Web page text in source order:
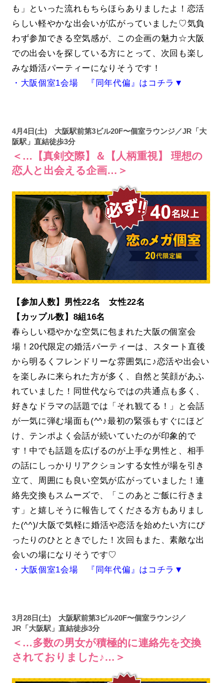
も」といった流れもちらほらありましたよ！恋活
らしい軽やかな出会いが広がっていました♡気負
わず参加できる空気感が、この企画の魅力☆大阪
での出会いを探している方にとって、次回も楽し
みな婚活パーティーになりそうです！
・大阪個室1会場 『同年代偏』はコチラ▼
4月4日(土) 大阪駅前第3ビル20F〜個室ラウンジ／JR「大
阪駅」直結徒歩3分
＜…【真剣交際】＆【人柄重視】 理想の
恋人と出会える企画…＞
【参加人数】男性22名 女性22名
【カップル数】8組16名
春らしい穏やかな空気に包まれた大阪の個室会
場！20代限定の婚活パーティーは、スタート直後
から明るくフレンドリーな雰囲気に♪恋活や出会い
を楽しみに来られた方が多く、自然と笑顔があふ
れていました！同世代ならではの共通点も多く、
好きなドラマの話題では「それ観てる！」と会話
が一気に弾む場面も(^^♪最初の緊張もすぐにほど
け、テンポよく会話が続いていたのが印象的で
す！中でも話題を広げるのが上手な男性と、相手
の話にしっかりリアクションする女性が場を引き
立て、周囲にも良い空気が広がっていました！連
絡先交換もスムーズで、「このあとご飯に行きま
す」と嬉しそうに報告してくださる方もありまし
た(^^)/大阪で気軽に婚活や恋活を始めたい方にぴ
ったりのひとときでした！次回もまた、素敵な出
会いの場になりそうです♡
・大阪個室1会場 『同年代偏』はコチラ▼
3月28日(土) 大阪駅前第3ビル20F〜個室ラウンジ／
JR「大阪駅」直結徒歩3分
＜…多数の男女が積極的に連絡先を交換
されておりました♪…＞